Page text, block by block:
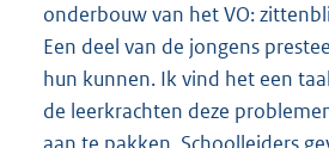
onderbouw van het VO:
Een deel van de jongens
hun kunnen. Ik vind het een
de leerkrachten deze